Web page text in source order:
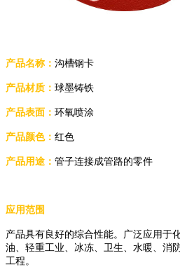
产品名称： 沟槽钢卡
产品材质： 球墨铸铁
产品表面： 环氧喷涂
产品颜色： 红色
产品用途： 管子连接成管路的零件
应用范围
产品具有良好的综合性能。广泛应用于
油、轻重工业、冰冻、卫生、水暖、消
工程。